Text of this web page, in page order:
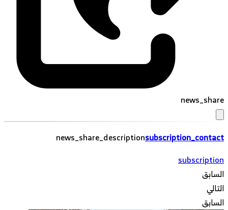
news_share
news_share_descriptionsubscription_contact
subscription
السابق
التالي
السابق